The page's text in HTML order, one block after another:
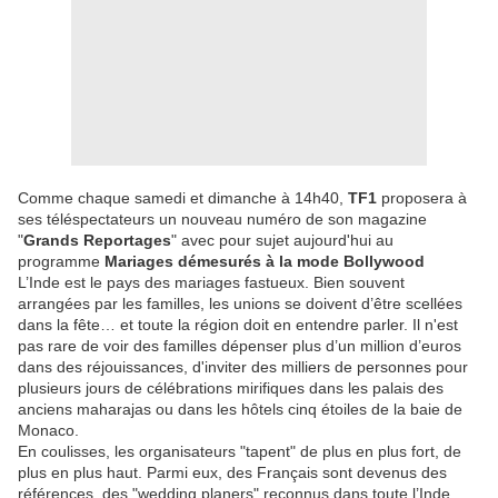
Comme chaque samedi et dimanche à 14h40, TF1 proposera à
ses téléspectateurs un nouveau numéro de son magazine
"Grands Reportages" avec pour sujet aujourd'hui au
programme Mariages démesurés à la mode Bollywood
L’Inde est le pays des mariages fastueux. Bien souvent
arrangées par les familles, les unions se doivent d’être scellées
dans la fête… et toute la région doit en entendre parler. Il n'est
pas rare de voir des familles dépenser plus d’un million d’euros
dans des réjouissances, d'inviter des milliers de personnes pour
plusieurs jours de célébrations mirifiques dans les palais des
anciens maharajas ou dans les hôtels cinq étoiles de la baie de
Monaco.
En coulisses, les organisateurs "tapent" de plus en plus fort, de
plus en plus haut. Parmi eux, des Français sont devenus des
références, des "wedding planers" reconnus dans toute l’Inde